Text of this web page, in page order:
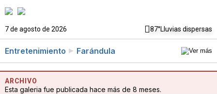
7 de agosto de 2026 87°Lluvias dispersas
Entretenimiento Farándula
ARCHIVO
Esta galeria fue publicada hace más de 8 meses.